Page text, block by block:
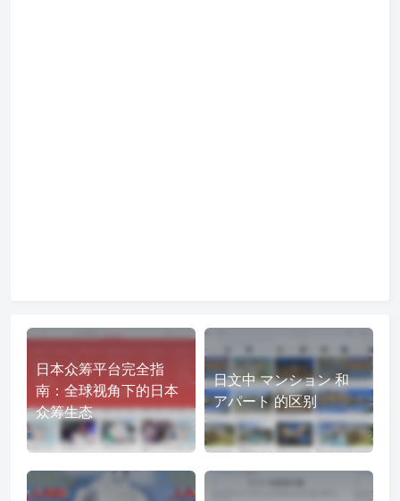
日本众筹平台完全指
南：全球视角下的日本
众筹生态
日文中 マンション 和
アパート 的区别